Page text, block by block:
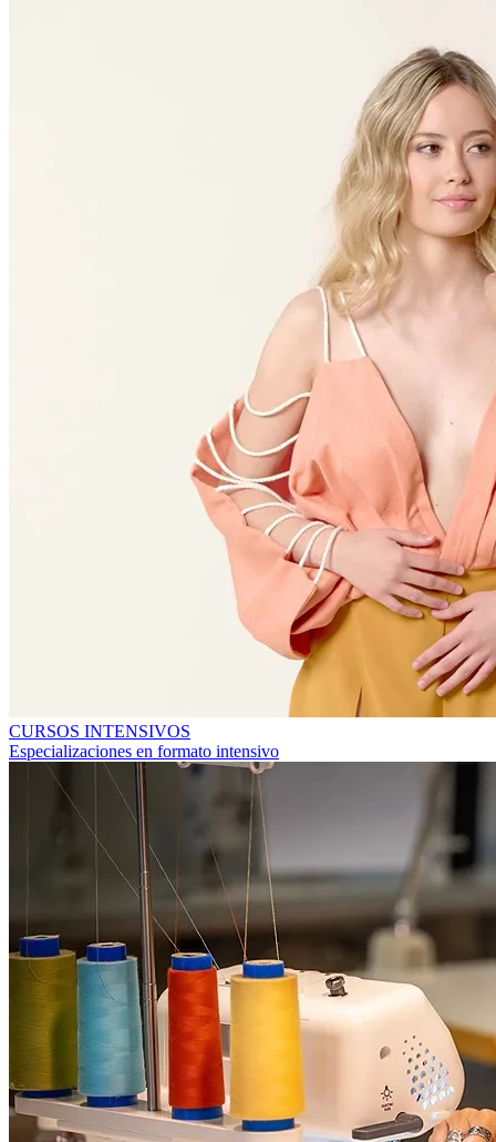
CURSOS INTENSIVOS
Especializaciones en formato intensivo